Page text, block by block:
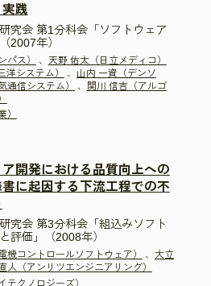
践
究会 第1分科会「ソフトウェア
2007年）
パス） 、 天野 佑太（日立メディコ）
洋システム） 、 山内 一資（デンソ
通信システム） 、
関川 信吉（アルゴ
）
開発における品質向上への
に起因する下流工程での不
究会 第3分科会「組込みソフト
評価」（2008年）
機コントロールソフトウェア） 、 大立
人（アンリツエンジニアリング）
テクノロジーズ）